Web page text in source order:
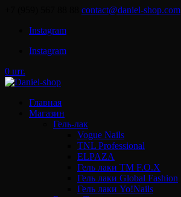
contact@daniel-shop.com
Instagram
Instagram
0 шт.
Главная
Магазин
Гель-лак
Vogue Nails
TNL Professional
ELPAZA
Гель лаки ТМ F.O.X
Гель лаки Global Fashion
Гель лаки Yo!Nails